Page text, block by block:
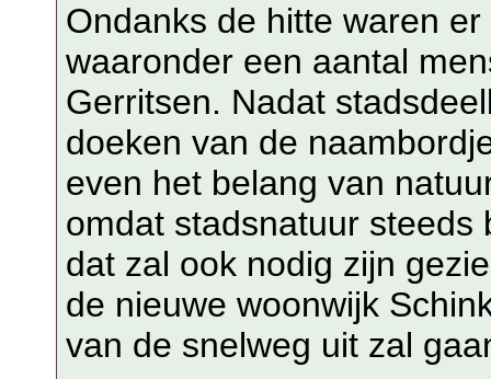
Ondanks de hitte waren
waaronder een aantal
Gerritsen. Nadat
doeken van de
even het belang van
omdat stadsnatuur steeds
dat zal ook nodig zijn
de nieuwe woonwijk
van de snelweg uit zal